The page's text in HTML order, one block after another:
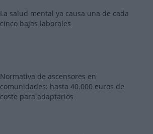
La salud mental ya causa una de cada
cinco bajas laborales
Normativa de ascensores en
comunidades: hasta 40.000 euros de
coste para adaptarlos